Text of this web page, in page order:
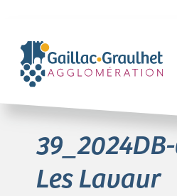
Les Lavaur